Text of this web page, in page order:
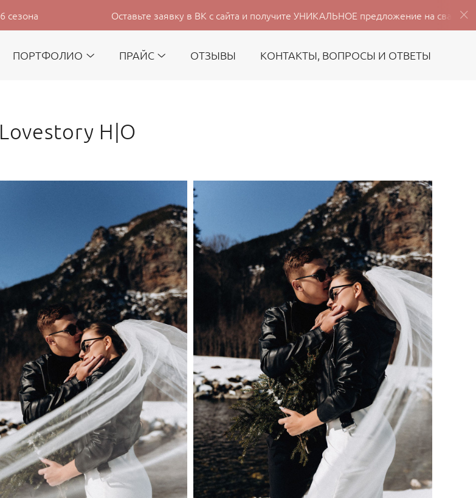
ПОРТФОЛИО ПРАЙС ОТЗЫВЫ КОНТАКТЫ, ВОПРОСЫ И ОТВЕТЫ
Lovestory Н|О
Оставьте заявку в ВК с сайта и получите УНИКАЛЬНОЕ предложение на свадебную съёмку